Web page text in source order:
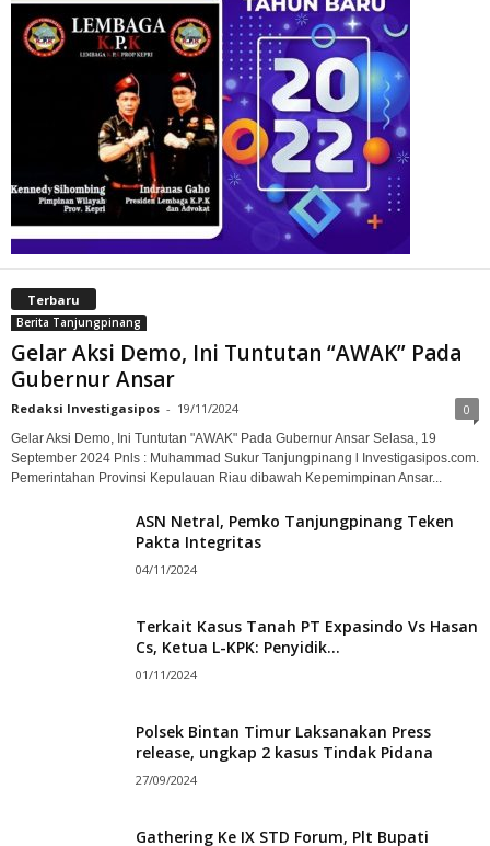
Terbaru
Berita Tanjungpinang
Gelar Aksi Demo, Ini Tuntutan “AWAK” Pada
Gubernur Ansar
Redaksi Investigasipos - 19/11/2024 0
Gelar Aksi Demo, Ini Tuntutan "AWAK" Pada Gubernur Ansar Selasa, 19
September 2024 Pnls : Muhammad Sukur Tanjungpinang l Investigasipos.com.
Pemerintahan Provinsi Kepulauan Riau dibawah Kepemimpinan Ansar...
ASN Netral, Pemko Tanjungpinang Teken
Pakta Integritas
04/11/2024
Terkait Kasus Tanah PT Expasindo Vs Hasan
Cs, Ketua L-KPK: Penyidik...
01/11/2024
Polsek Bintan Timur Laksanakan Press
release, ungkap 2 kasus Tindak Pidana
27/09/2024
Gathering Ke IX STD Forum, Plt Bupati